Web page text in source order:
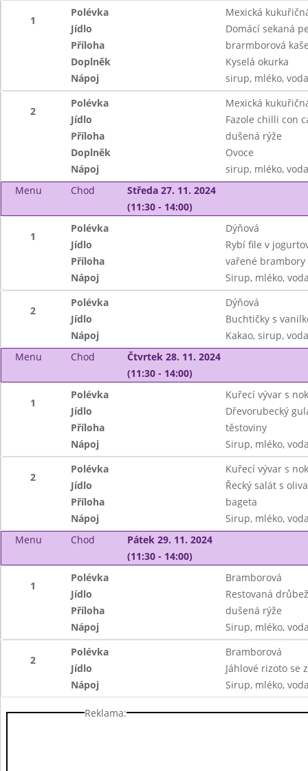
1
Polévka
Mexická
Jídlo
Domácí sekaná
Příloha
brarmborová
Doplněk
Kyselá okurka
Nápoj
sirup, mléko,
2
Polévka
Mexická
Jídlo
Fazole chilli con
Příloha
dušená rýže
Doplněk
Ovoce
Nápoj
sirup, mléko,
Menu
Chod
Středa 27. 11. 2024
(11:30 - 14:00)
1
Polévka
Dýňová
Jídlo
Rybí file v
Příloha
vařené brambory
Nápoj
Sirup, mléko,
2
Polévka
Dýňová
Jídlo
Buchtičky s
Nápoj
Kakao, sirup,
Menu
Chod
Čtvrtek 28. 11. 2024
(11:30 - 14:00)
1
Polévka
Kuřecí vývar s
Jídlo
Dřevorubecký
Příloha
těstoviny
Nápoj
Sirup, mléko,
2
Polévka
Kuřecí vývar s
Jídlo
Řecký salát s
Příloha
bageta
Nápoj
Sirup, mléko,
Menu
Chod
Pátek 29. 11. 2024
(11:30 - 14:00)
1
Polévka
Bramborová
Jídlo
Restovaná
Příloha
dušená rýže
Nápoj
Sirup, mléko,
2
Polévka
Bramborová
Jídlo
Jáhlové rizoto se
Nápoj
Sirup, mléko,
Reklama: